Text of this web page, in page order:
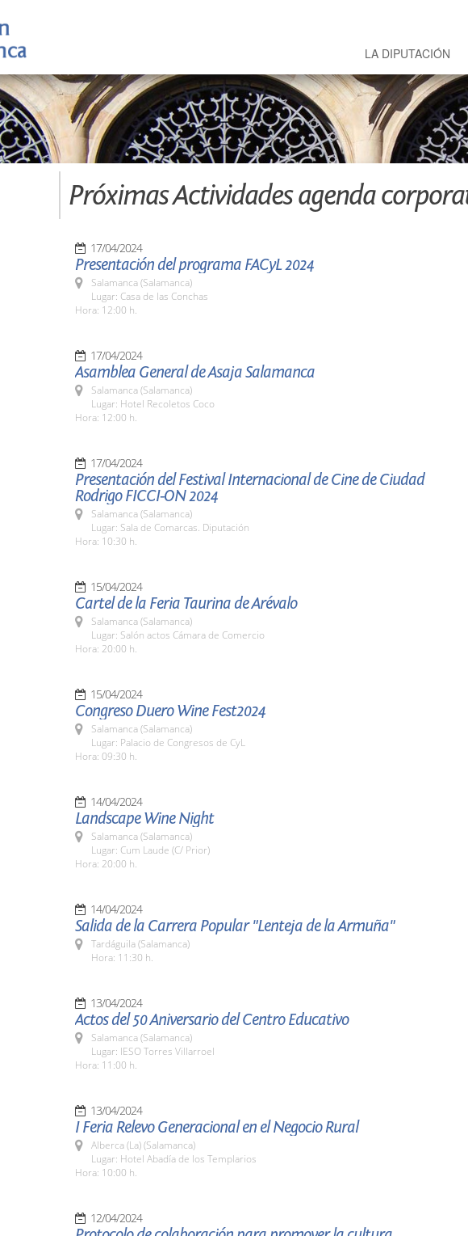
LA DIPUTACIÓN
Próximas Actividades agenda
17/04/2024
Presentación del programa FACyL 2024
Salamanca (Salamanca)
Lugar: Casa de las Conchas
Hora: 12:00 h.
17/04/2024
Asamblea General de Asaja Salamanca
Salamanca (Salamanca)
Lugar: Hotel Recoletos Coco
Hora: 12:00 h.
17/04/2024
Presentación del Festival Internacional de Cine de Ciudad
Rodrigo FICCI-ON 2024
Salamanca (Salamanca)
Lugar: Sala de Comarcas. Diputación
Hora: 10:30 h.
15/04/2024
Cartel de la Feria Taurina de Arévalo
Salamanca (Salamanca)
Lugar: Salón actos Cámara de Comercio
Hora: 20:00 h.
15/04/2024
Congreso Duero Wine Fest2024
Salamanca (Salamanca)
Lugar: Palacio de Congresos de CyL
Hora: 09:30 h.
14/04/2024
Landscape Wine Night
Salamanca (Salamanca)
Lugar: Cum Laude (C/ Prior)
Hora: 20:00 h.
14/04/2024
Salida de la Carrera Popular "Lenteja de la Armuña"
Tardáguila (Salamanca)
Hora: 11:30 h.
13/04/2024
Actos del 50 Aniversario del Centro Educativo
Salamanca (Salamanca)
Lugar: IESO Torres Villarroel
Hora: 11:00 h.
13/04/2024
I Feria Relevo Generacional en el Negocio Rural
Alberca (La) (Salamanca)
Lugar: Hotel Abadía de los Templarios
Hora: 10:00 h.
12/04/2024